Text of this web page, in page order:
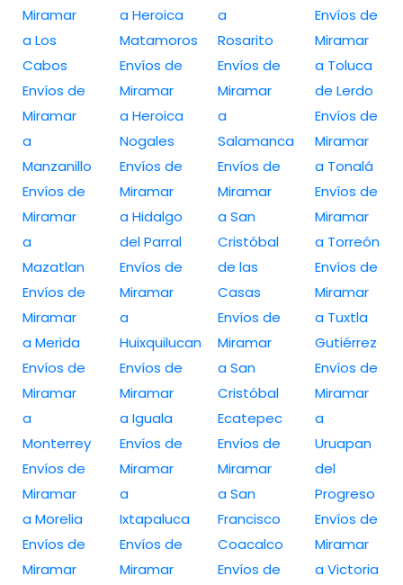
Miramar
a Los
Cabos
Envíos de
Miramar
a
Manzanillo
Envíos de
Miramar
a
Mazatlan
Envíos de
Miramar
a Merida
Envíos de
Miramar
a
Monterrey
Envíos de
Miramar
a Morelia
Envíos de
Miramar
a Heroica
Matamoros
Envíos de
Miramar
a Heroica
Nogales
Envíos de
Miramar
a Hidalgo
del Parral
Envíos de
Miramar
a
Huixquilucan
Envíos de
Miramar
a Iguala
Envíos de
Miramar
a
Ixtapaluca
Envíos de
Miramar
a
Rosarito
Envíos de
Miramar
a
Salamanca
Envíos de
Miramar
a San
Cristóbal
de las
Casas
Envíos de
Miramar
a San
Cristóbal
Ecatepec
Envíos de
Miramar
a San
Francisco
Coacalco
Envíos de
Envíos de
Miramar
a Toluca
de Lerdo
Envíos de
Miramar
a Tonalá
Envíos de
Miramar
a Torreón
Envíos de
Miramar
a Tuxtla
Gutiérrez
Envíos de
Miramar
a
Uruapan
del
Progreso
Envíos de
Miramar
a Victoria